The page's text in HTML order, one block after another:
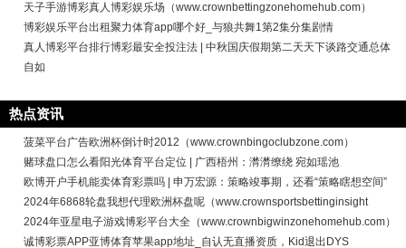
天子手游博彩真人博彩娱乐场（www.crownbettingzonehomehub.com）
博彩娱乐平台出租聚力体育app哪个好_与狼共舞1第2集分集剧情
真人博彩平台排行博彩最安全投注法 | 中秋国庆假期第二天天下谈路交通总体
自如
热点资讯
菠菜平台广告欧洲杯倒计时2012（www.crownbingoclubzone.com）
赌球盘口怎么看阳光体育平台定位 | 广西梧州：潸潸缭绕 宛如瑶池
欧博开户手机能卖体育彩票吗 | 申万宏源：策略竣事期，还看“策略瞎想空间”
2024年6868轮盘我想代理欧洲杯盘呢（www.crownsportsbettinginsight
2024年亚星电子游戏博彩平台大全（www.crownbigwinzonehomehub.com）
诚博彩票APP亚博体育苹果app地址_自认无直播资质，Kid退出DYS